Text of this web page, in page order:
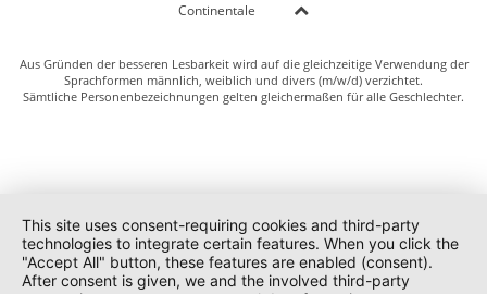
Continentale
Aus Gründen der besseren Lesbarkeit wird auf die gleichzeitige Verwendung der
Sprachformen männlich, weiblich und divers (m/w/d) verzichtet.
Sämtliche Personenbezeichnungen gelten gleichermaßen für alle Geschlechter.
This site uses consent-requiring cookies and third-party
technologies to integrate certain features. When you click the
"Accept All" button, these features are enabled (consent).
After consent is given, we and the involved third-party